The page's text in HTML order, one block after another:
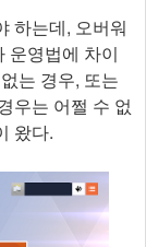
하는데, 오버워
운영법에 차이
는 경우, 또는
우는 어쩔 수 없
왔다.